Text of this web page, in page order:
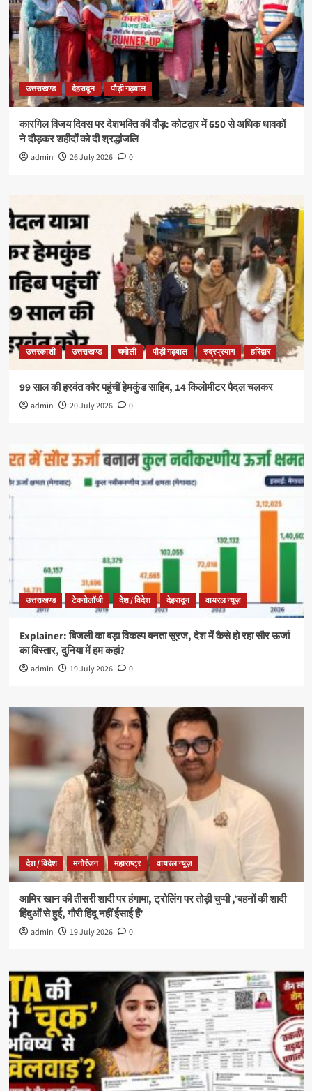
उत्तराखण्ड देहरादून पौड़ी गढ़वाल
कारगिल विजय दिवस पर देशभक्ति की दौड़: कोटद्वार में 650 से अधिक धावकों
ने दौड़कर शहीदों को दी श्रद्धांजलि
admin 26 July 2026 0
उत्तरकाशी उत्तराखण्ड चमोली पौड़ी गढ़वाल रुद्रप्रयाग हरिद्वार
99 साल की हरवंत कौर पहुंचीं हेमकुंड साहिब, 14 किलोमीटर पैदल चलकर
admin 20 July 2026 0
उत्तराखण्ड टेक्नोलॉजी देश / विदेश देहरादून वायरल न्यूज़
Explainer: बिजली का बड़ा विकल्प बनता सूरज, देश में कैसे हो रहा सौर ऊर्जा
का विस्तार, दुनिया में हम कहां?
admin 19 July 2026 0
देश / विदेश मनोरंजन महाराष्ट्र वायरल न्यूज़
आमिर खान की तीसरी शादी पर हंगामा, ट्रोलिंग पर तोड़ी चुप्पी ,’बहनों की शादी
हिंदुओं से हुई, गौरी हिंदू नहीं ईसाई हैं’
admin 19 July 2026 0